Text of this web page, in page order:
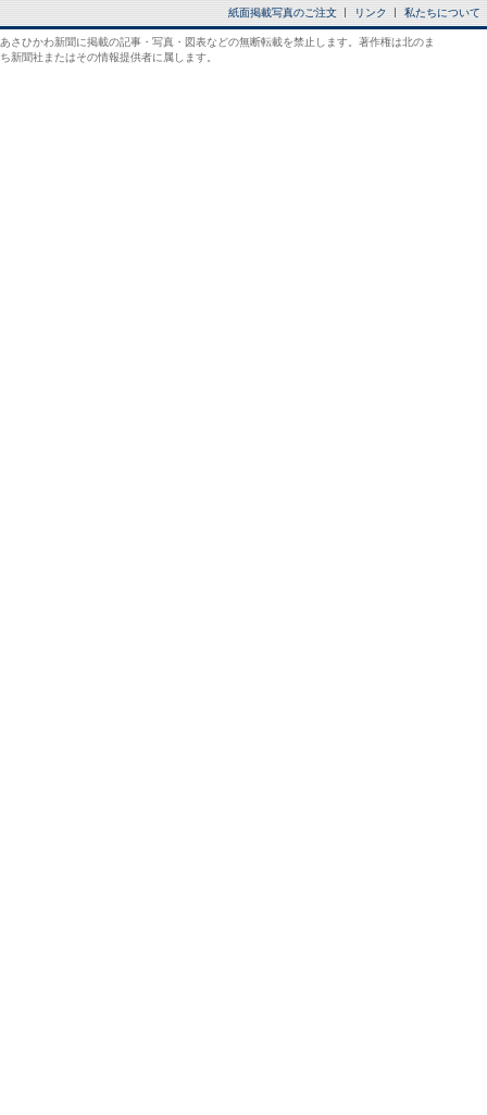
紙面掲載写真のご注文 リンク 私たちについて
あさひかわ新聞に掲載の記事・写真・図表などの無断転載を禁止します。著作権は北のま
ち新聞社またはその情報提供者に属します。